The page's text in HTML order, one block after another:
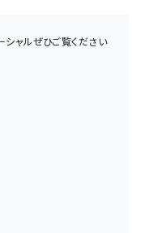
ャルぜひご覧ください